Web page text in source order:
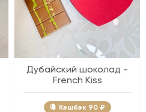
Дубайский шоколад -
French Kiss
Кэшбэк 90 ₽